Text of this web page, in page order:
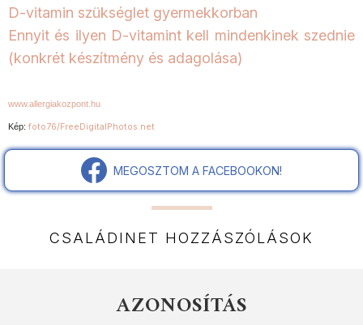
D-vitamin szükséglet gyermekkorban
Ennyit és ilyen D-vitamint kell mindenkinek szednie
(konkrét készítmény és adagolása)
www.allergiakozpont.hu
Kép: foto76/FreeDigitalPhotos.net
MEGOSZTOM A FACEBOOKON!
CSALÁDINET HOZZÁSZÓLÁSOK
AZONOSÍTÁS